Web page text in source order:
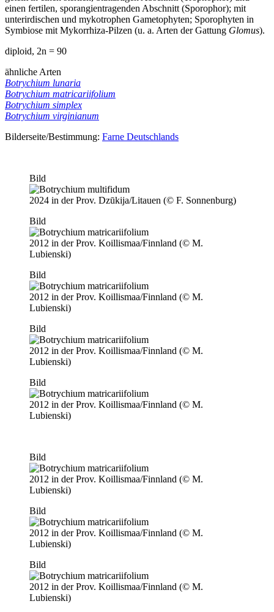
einen fertilen, sporangientragenden Abschnitt (Sporophor); mit
unterirdischen und mykotrophen Gametophyten; Sporophyten in
Symbiose mit Mykorrhiza-Pilzen (u. a. Arten der Gattung Glomus).
diploid, 2n = 90
ähnliche Arten
Botrychium lunaria
Botrychium matricariifolium
Botrychium simplex
Botrychium virginianum
Bilderseite/Bestimmung: Farne Deutschlands
Bild
2024 in der Prov. Dzūkija/Litauen (© F. Sonnenburg)
Bild
2012 in der Prov. Koillismaa/Finnland (© M.
Lubienski)
Bild
2012 in der Prov. Koillismaa/Finnland (© M.
Lubienski)
Bild
2012 in der Prov. Koillismaa/Finnland (© M.
Lubienski)
Bild
2012 in der Prov. Koillismaa/Finnland (© M.
Lubienski)
Bild
2012 in der Prov. Koillismaa/Finnland (© M.
Lubienski)
Bild
2012 in der Prov. Koillismaa/Finnland (© M.
Lubienski)
Bild
2012 in der Prov. Koillismaa/Finnland (© M.
Lubienski)